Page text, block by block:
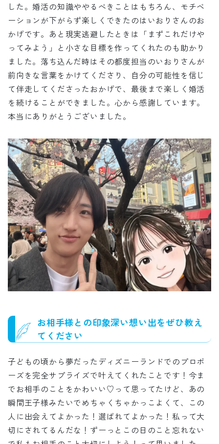
した。婚活の知識ややるべきことはもちろん、モチベ
ーションが下がらず楽しくできたのはいおりさんのお
かげです。あと現実逃避したときは「まずこれだけや
ってみよう」と小さな目標を作ってくれたのも助かり
ました。落ち込んだ時はその都度担当のいおりさんが
前向きな言葉をかけてくださり、自分の可能性を信じ
て伴走してくださったおかげで、最後まで楽しく婚活
を続けることができました。心から感謝しています。
本当にありがとうございました。
お相手様との印象深い想い出をぜひ教え
てください
子どもの頃から夢だったディズニーランドでのプロポ
ーズを完全サプライズで叶えてくれたことです！今ま
でお相手のことをかわいい♡って思ってたけど、あの
瞬間王子様みたいでめちゃくちゃかっこよくて、この
人に出会えてよかった！選ばれてよかった！私って大
切にされてるんだな！ずーっとこの日のこと忘れない